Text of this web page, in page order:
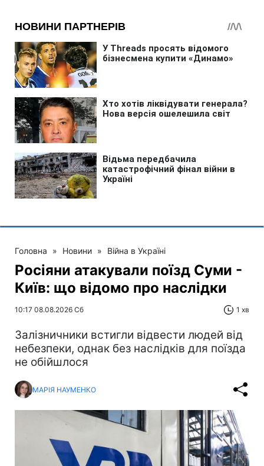
Головна » Новини » Війна в Україні
Росіяни атакували поїзд Суми -
Київ: що відомо про наслідки
10:17 08.08.2026 Сб 1 хв
Залізничники встигли відвести людей від
небезпеки, однак без наслідків для поїзда
не обійшлося
МАРІЯ НАУМЕНКО